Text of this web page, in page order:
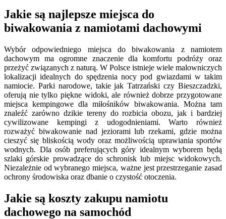
Jakie są najlepsze miejsca do
biwakowania z namiotami dachowymi
Wybór odpowiedniego miejsca do biwakowania z namiotem
dachowym ma ogromne znaczenie dla komfortu podróży oraz
przeżyć związanych z naturą. W Polsce istnieje wiele malowniczych
lokalizacji idealnych do spędzenia nocy pod gwiazdami w takim
namiocie. Parki narodowe, takie jak Tatrzański czy Bieszczadzki,
oferują nie tylko piękne widoki, ale również dobrze przygotowane
miejsca kempingowe dla miłośników biwakowania. Można tam
znaleźć zarówno dzikie tereny do rozbicia obozu, jak i bardziej
cywilizowane kempingi z udogodnieniami. Warto również
rozważyć biwakowanie nad jeziorami lub rzekami, gdzie można
cieszyć się bliskością wody oraz możliwością uprawiania sportów
wodnych. Dla osób preferujących góry idealnym wyborem będą
szlaki górskie prowadzące do schronisk lub miejsc widokowych.
Niezależnie od wybranego miejsca, ważne jest przestrzeganie zasad
ochrony środowiska oraz dbanie o czystość otoczenia.
Jakie są koszty zakupu namiotu
dachowego na samochód